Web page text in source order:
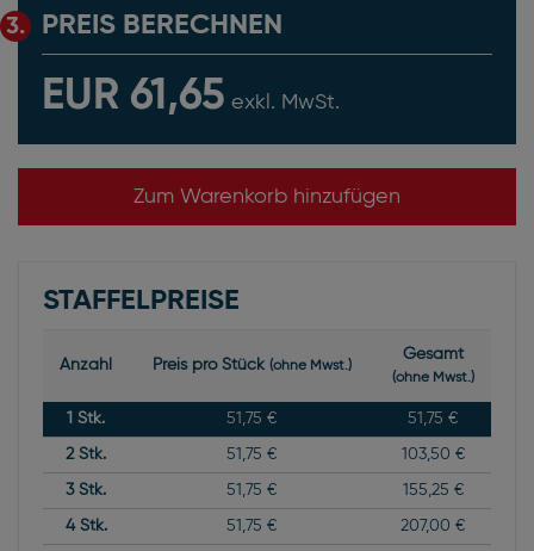
3. PREIS BERECHNEN
EUR 61,65 exkl. MwSt.
Zum Warenkorb hinzufügen
STAFFELPREISE
Anzahl Preis pro Stück (ohne Mwst.)
Gesamt
(ohne Mwst.)
1 Stk. 51,75 € 51,75 €
2 Stk. 51,75 € 103,50 €
3Stk. 51,75 € 155,25 €
4Stk. 51,75 € 207,00 €